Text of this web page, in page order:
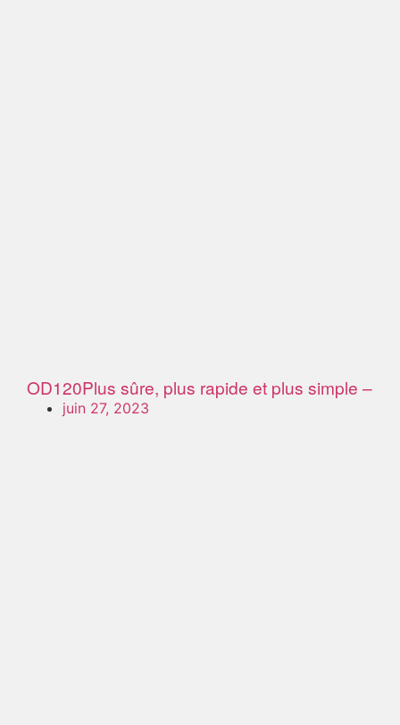
OD120Plus sûre, plus rapide et plus simple –
juin 27, 2023